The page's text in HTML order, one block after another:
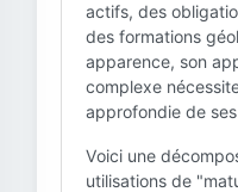
actifs, des
des formations
apparence, son
complexe
approfondie de
Voici une
utilisations de